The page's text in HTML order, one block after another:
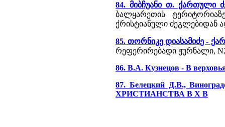
84. მიბჩუანი თ. ქართული
ბალყარეთის
ქრისტიანული ძეგლებიდან
85. თორნიკე დიასამიძე -
რეფერირებადი ჟურნალი, N2
86. В.А. Кузнецов - В
87. Белецкий Д.В.,
ХРИСТИАНСТВА В Х В